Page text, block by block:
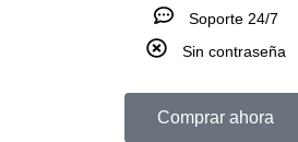
Soporte 24/7
Sin contraseña
Comprar ahora